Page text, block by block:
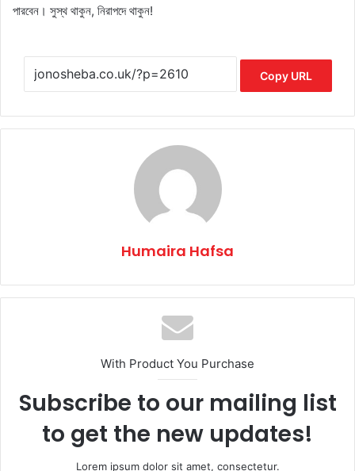
পারবেন। সুস্থ থাকুন, নিরাপদে থাকুন!
Copy URL
Humaira Hafsa
With Product You Purchase
Subscribe to our mailing list
to get the new updates!
Lorem ipsum dolor sit amet, consectetur.